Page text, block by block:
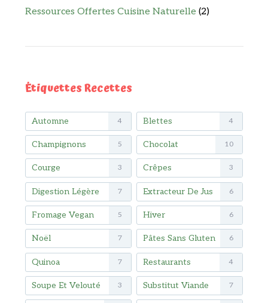
Ressources Offertes Cuisine Naturelle (2)
Étiquettes Recettes
Automne 4 Blettes 4
Champignons 5 Chocolat 10
Courge 3 Crêpes 3
Digestion Légère 7 Extracteur De Jus 6
Fromage Vegan 5 Hiver 6
Noël 7 Pâtes Sans Gluten 6
Quinoa 7 Restaurants 4
Soupe Et Velouté 3 Substitut Viande 7